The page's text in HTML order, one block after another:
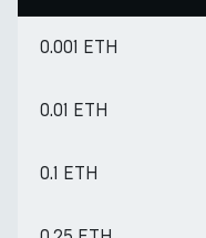
0.001 ETH
0.01 ETH
0.1 ETH